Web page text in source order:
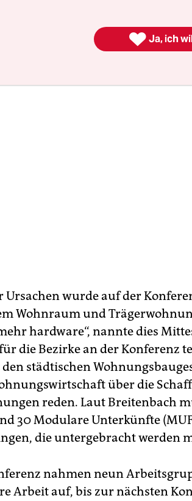
der Straße, bei Freunden oder
Ursachen wurde auf der
Wohnraum und
hardware“, nannte dies
die Bezirke an der Konferenz
städtischen
über die
reden. Laut Breitenbach
30 Modulare Unterkünfte
die untergebracht werden
nahmen neun
Arbeit auf, bis zur nächsten
 Ja, ich